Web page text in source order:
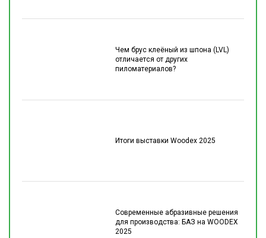
Чем брус клеёный из шпона (LVL)
отличается от других
пиломатериалов?
Итоги выставки Woodex 2025
Современные абразивные решения
для производства: БАЗ на WOODEX
2025